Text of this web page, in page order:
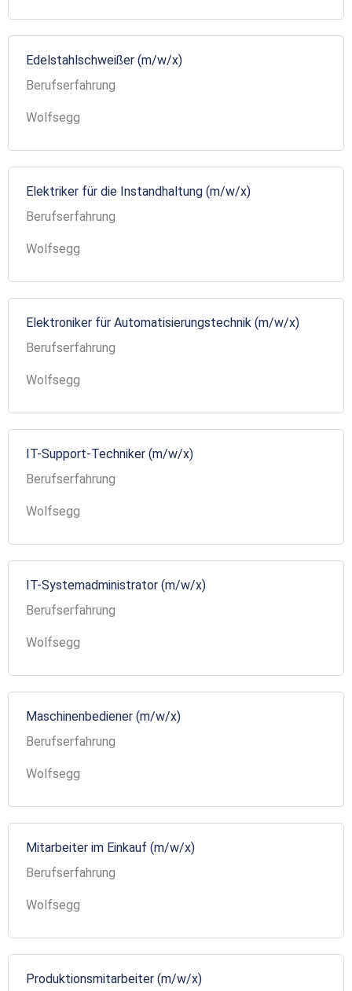
Edelstahlschweißer (m/w/x)
Berufserfahrung
Wolfsegg
Elektriker für die Instandhaltung (m/w/x)
Berufserfahrung
Wolfsegg
Elektroniker für Automatisierungstechnik (m/w/x)
Berufserfahrung
Wolfsegg
IT-Support-Techniker (m/w/x)
Berufserfahrung
Wolfsegg
IT-Systemadministrator (m/w/x)
Berufserfahrung
Wolfsegg
Maschinenbediener (m/w/x)
Berufserfahrung
Wolfsegg
Mitarbeiter im Einkauf (m/w/x)
Berufserfahrung
Wolfsegg
Produktionsmitarbeiter (m/w/x)